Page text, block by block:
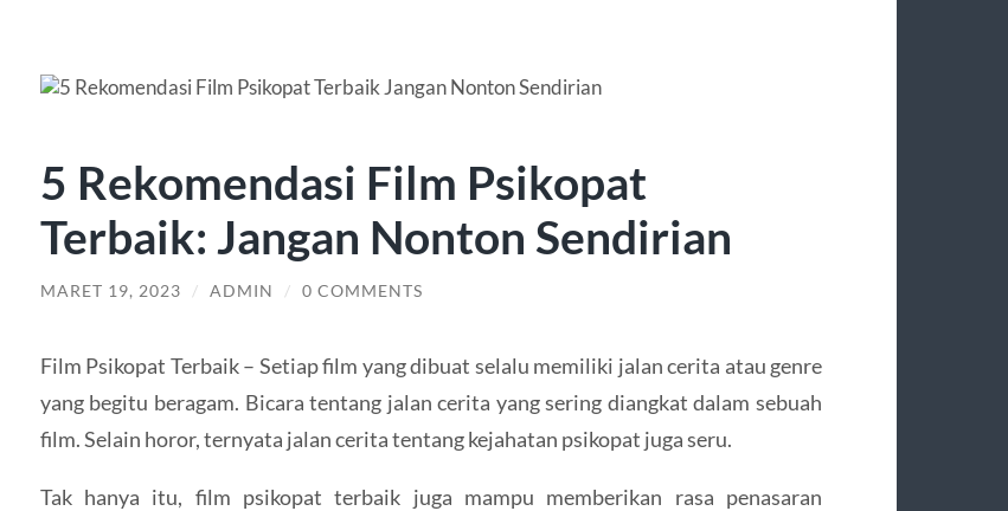
5 Rekomendasi Film Psikopat
Terbaik: Jangan Nonton Sendirian
MARET 19, 2023 / ADMIN / 0 COMMENTS
Film Psikopat Terbaik – Setiap film yang dibuat selalu memiliki jalan cerita atau genre
yang begitu beragam. Bicara tentang jalan cerita yang sering diangkat dalam sebuah
film. Selain horor, ternyata jalan cerita tentang kejahatan psikopat juga seru.
Tak hanya itu, film psikopat terbaik juga mampu memberikan rasa penasaran